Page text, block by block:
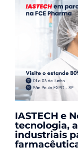
IASTECH e
tecnologia,
industriais